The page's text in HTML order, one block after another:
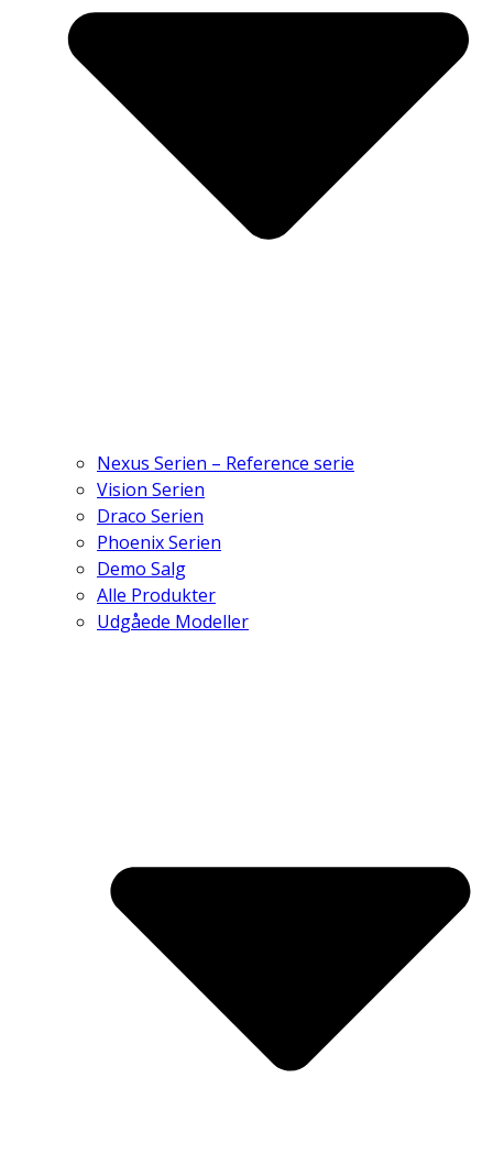
Nexus Serien – Reference serie
Vision Serien
Draco Serien
Phoenix Serien
Demo Salg
Alle Produkter
Udgåede Modeller